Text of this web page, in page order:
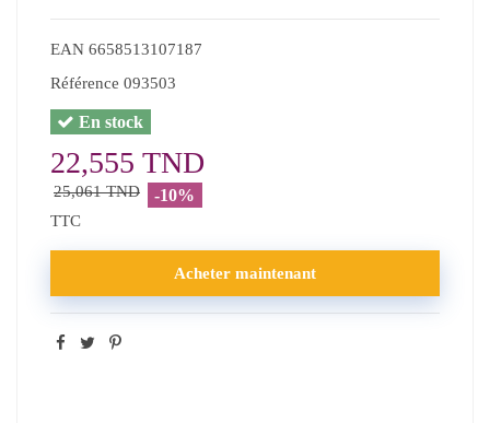
EAN 6658513107187
Référence 093503
En stock
22,555 TND
25,061 TND -10%
TTC
Acheter maintenant